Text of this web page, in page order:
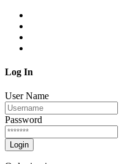
Log In
User Name
Password
Login